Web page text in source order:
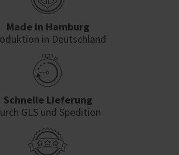
Made in Hamburg
in Deutschland
Schnelle Lieferung
GLS und Spedition